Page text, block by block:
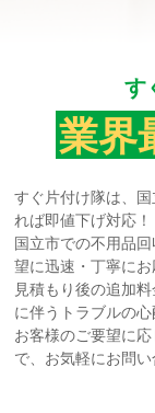
す
業界
すぐ片付け隊は、
れば即値下げ対応！
国立市での不用品
望に迅速・丁寧にお
見積もり後の追加
に伴うトラブルの心
お客様のご要望に
で、お気軽にお問い